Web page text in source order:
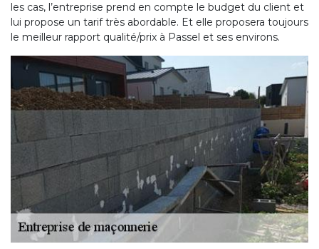
les cas, l’entreprise prend en compte le budget du client et
lui propose un tarif très abordable. Et elle proposera toujours
le meilleur rapport qualité/prix à Passel et ses environs.